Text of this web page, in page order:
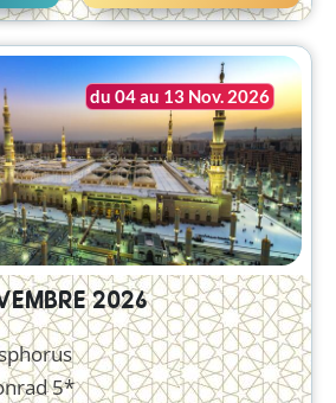
2026
5*
du 04 au 13 Nov. 2026